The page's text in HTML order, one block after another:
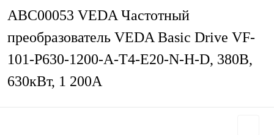
ABC00053 VEDA Частотный
преобразователь VEDA Basic Drive VF-
101-P630-1200-A-T4-E20-N-H-D, 380В,
630кВт, 1 200А